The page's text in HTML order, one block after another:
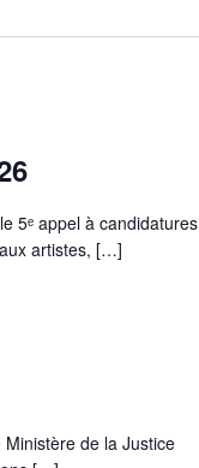
5ᵉ appel à candidatures
artistes, […]
de la Justice